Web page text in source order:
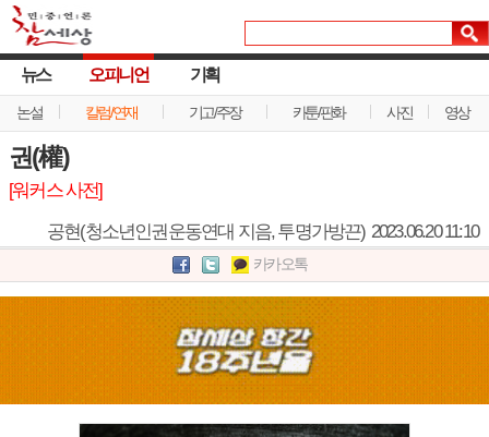
뉴스 오피니언
논설 칼럼/연재 기고/주장 카툰/판화 사진 영상
기획
권(權)
[워커스 사전]
공현(청소년인권운동연대 지음, 투명가방끈) 2023.06.20 11:10
카카오톡